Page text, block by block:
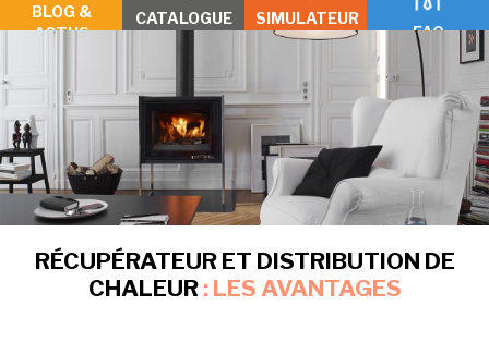
BLOG &
ACTUS
CATALOGUE SIMULATEUR
FAQ
RÉCUPÉRATEUR ET DISTRIBUTION DE
CHALEUR : LES AVANTAGES